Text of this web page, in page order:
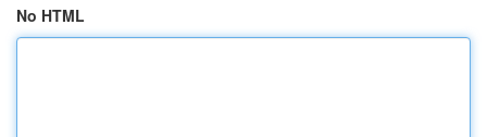
No HTML